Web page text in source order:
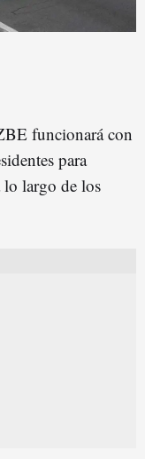
funcionará con
para
lo largo de los